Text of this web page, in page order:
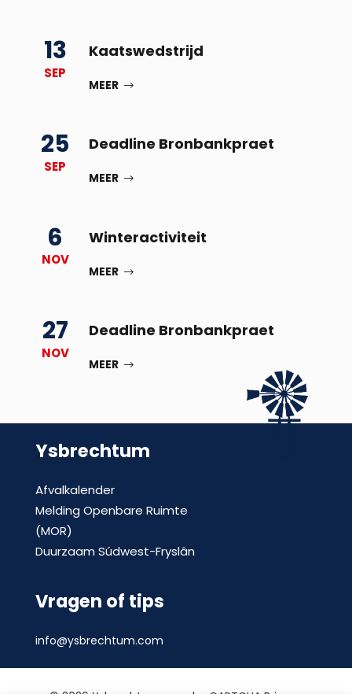
13
SEP
Kaatswedstrijd
MEER
25
SEP
Deadline Bronbankpraet
MEER
6
NOV
Winteractiviteit
MEER
27
NOV
Deadline Bronbankpraet
MEER
Ysbrechtum
Afvalkalender
Melding Openbare Ruimte
(MOR)
Duurzaam Súdwest-Fryslân
Vragen of tips
info@ysbrechtum.com